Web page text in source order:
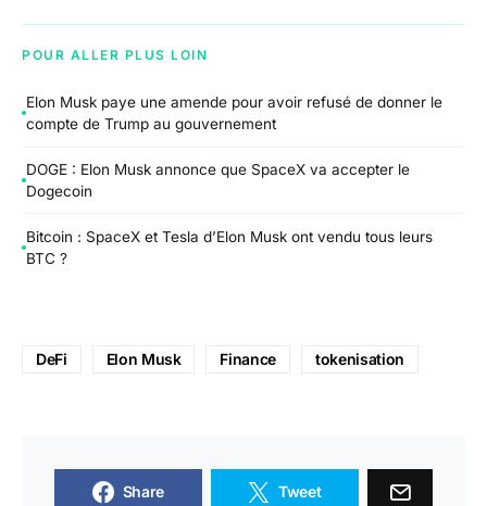
POUR ALLER PLUS LOIN
Elon Musk paye une amende pour avoir refusé de donner le
compte de Trump au gouvernement
DOGE : Elon Musk annonce que SpaceX va accepter le
Dogecoin
Bitcoin : SpaceX et Tesla d’Elon Musk ont vendu tous leurs
BTC ?
DeFi Elon Musk Finance tokenisation
Share Tweet